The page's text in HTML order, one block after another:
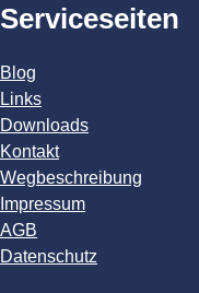
Serviceseiten
Blog
Links
Downloads
Kontakt
Wegbeschreibung
Impressum
AGB
Datenschutz